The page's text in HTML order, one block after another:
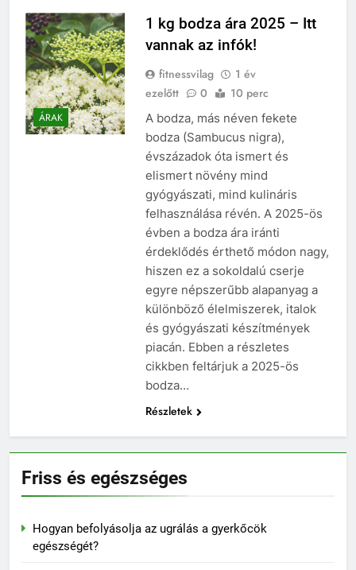
ÁRAK
1 kg bodza ára 2025 – Itt
vannak az infók!
fitnessvilag
1 év
ezelőtt
0 10 perc
A bodza, más néven fekete
bodza (Sambucus nigra),
évszázadok óta ismert és
elismert növény mind
gyógyászati, mind kulináris
felhasználása révén. A 2025-ös
évben a bodza ára iránti
érdeklődés érthető módon nagy,
hiszen ez a sokoldalú cserje
egyre népszerűbb alapanyag a
különböző élelmiszerek, italok
és gyógyászati készítmények
piacán. Ebben a részletes
cikkben feltárjuk a 2025-ös
bodza…
Részletek
Friss és egészséges
Hogyan befolyásolja az ugrálás a gyerkőcök
egészségét?